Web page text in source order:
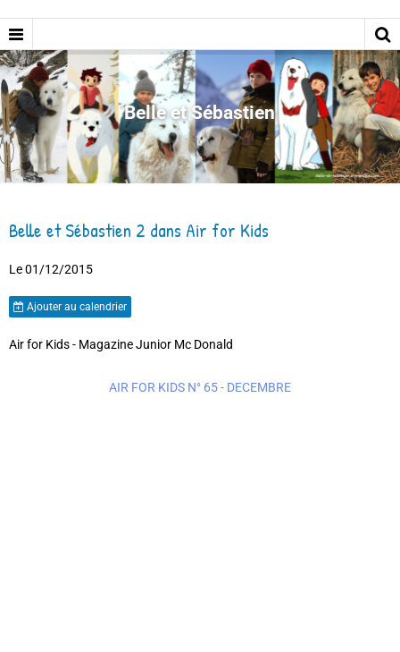
Belle et Sébastien
Belle et Sébastien 2 dans Air for Kids
Le 01/12/2015
Ajouter au calendrier
Air for Kids - Magazine Junior Mc Donald
AIR FOR KIDS N° 65 - DECEMBRE